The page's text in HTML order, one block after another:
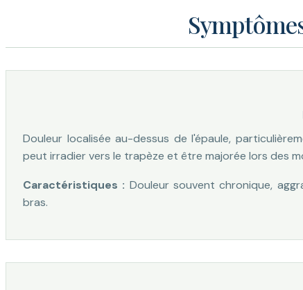
Douleur localisée au-dessus de l'épaule,
peut irradier vers le trapèze et être majorée lors des
Caractéristiques : Douleur souvent chronique,
bras.